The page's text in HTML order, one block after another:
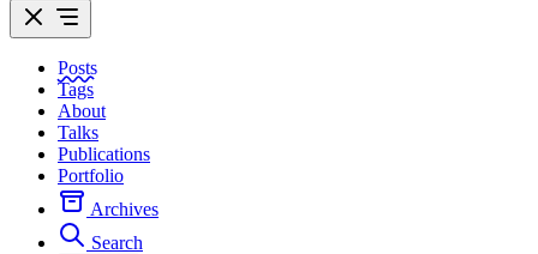
Posts
Tags
About
Talks
Publications
Portfolio
Archives
Search